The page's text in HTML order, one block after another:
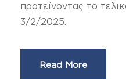
προτείνοντας το
3/2/2025.
Read More